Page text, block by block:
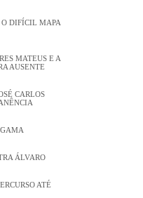
O DIFÍCIL MAPA
MATEUS E A
AUSENTE
CARLOS
ÁLVARO
ATÉ